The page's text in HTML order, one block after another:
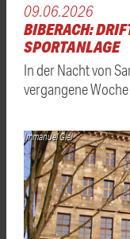
09.06.2026
BIBERACH:
SPORTANLAGE
In der Nacht von
vergangene
Immanuel Giel